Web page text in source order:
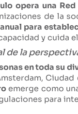
opera una
de la
para
y cuida
de la
en toda su
Ciudad
emerge como
para